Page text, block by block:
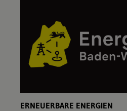
ERNEUERBARE ENERGIEN